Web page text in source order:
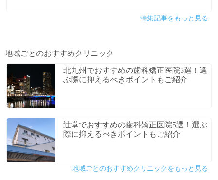
特集記事をもっと見る
地域ごとのおすすめクリニック
北九州でおすすめの歯科矯正医院5選！選
ぶ際に抑えるべきポイントもご紹介
辻堂でおすすめの歯科矯正医院5選！選ぶ
際に抑えるべきポイントもご紹介
地域ごとのおすすめクリニックをもっと見る